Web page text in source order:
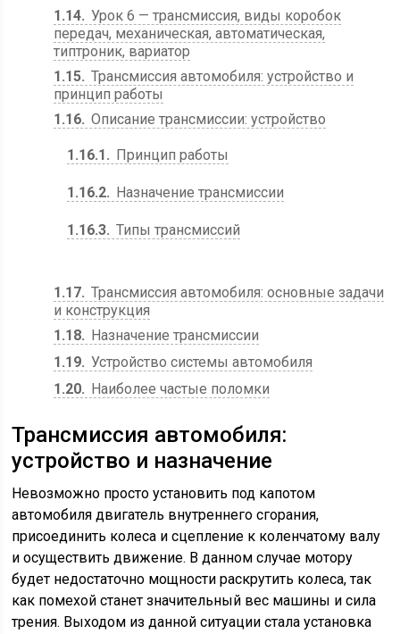
1.14 Урок 6 — трансмиссия, виды коробок
передач, механическая, автоматическая,
типтроник, вариатор
1.15 Трансмиссия автомобиля: устройство и
принцип работы
1.16 Описание трансмиссии: устройство
1.16.1 Принцип работы
1.16.2 Назначение трансмиссии
1.16.3 Типы трансмиссий
1.17 Трансмиссия автомобиля: основные задачи
и конструкция
1.18
Назначение трансмиссии
1.19 Устройство системы автомобиля
1.20
Наиболее частые поломки
Трансмиссия автомобиля:
устройство и назначение
Невозможно просто установить под капотом
автомобиля двигатель внутреннего сгорания,
присоединить колеса и сцепление к коленчатому валу
и осуществить движение. В данном случае мотору
будет недостаточно мощности раскрутить колеса, так
как помехой станет значительный вес машины и сила
трения. Выходом из данной ситуации стала установка